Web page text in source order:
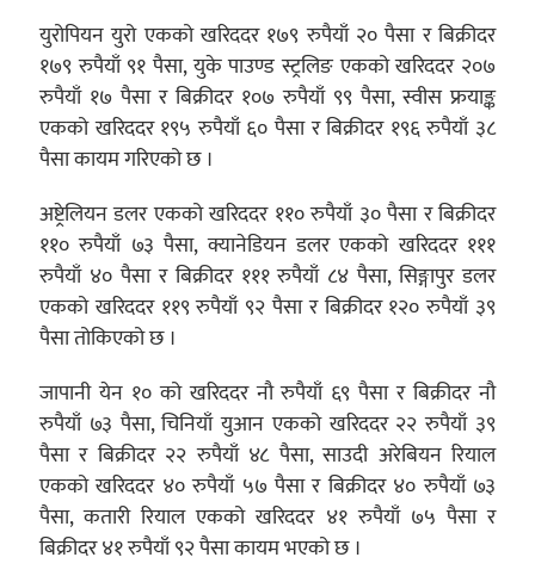
युरोपियन युरो एकको खरिददर १७९ रुपैयाँ २० पैसा र बिक्रीदर
१७९ रुपैयाँ ९१ पैसा, युके पाउण्ड स्ट्रलिङ एकको खरिददर २०७
रुपैयाँ १७ पैसा र बिक्रीदर १०७ रुपैयाँ ९९ पैसा, स्वीस फ्रयाङ्क
एकको खरिददर १९५ रुपैयाँ ६० पैसा र बिक्रीदर १९६ रुपैयाँ ३८
पैसा कायम गरिएको छ ।
अष्ट्रेलियन डलर एकको खरिददर ११० रुपैयाँ ३० पैसा र बिक्रीदर
११० रुपैयाँ ७३ पैसा, क्यानेडियन डलर एकको खरिददर १११
रुपैयाँ ४० पैसा र बिक्रीदर १११ रुपैयाँ ८४ पैसा, सिङ्गापुर डलर
एकको खरिददर ११९ रुपैयाँ ९२ पैसा र बिक्रीदर १२० रुपैयाँ ३९
पैसा तोकिएको छ ।
जापानी येन १० को खरिददर नौ रुपैयाँ ६९ पैसा र बिक्रीदर नौ
रुपैयाँ ७३ पैसा, चिनियाँ युआन एकको खरिददर २२ रुपैयाँ ३९
पैसा र बिक्रीदर २२ रुपैयाँ ४८ पैसा, साउदी अरेबियन रियाल
एकको खरिददर ४० रुपैयाँ ५७ पैसा र बिक्रीदर ४० रुपैयाँ ७३
पैसा, कतारी रियाल एकको खरिददर ४१ रुपैयाँ ७५ पैसा र
बिक्रीदर ४१ रुपैयाँ ९२ पैसा कायम भएको छ ।